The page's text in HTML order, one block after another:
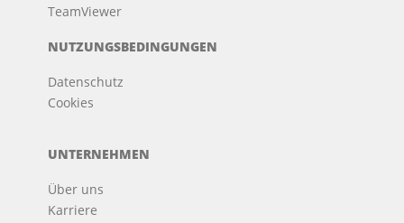
TeamViewer
NUTZUNGSBEDINGUNGEN
Datenschutz
Cookies
UNTERNEHMEN
Über uns
Karriere